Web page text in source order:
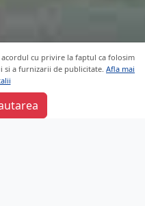
cu privire la faptul ca folosim
si a furnizarii de publicitate. Afla mai